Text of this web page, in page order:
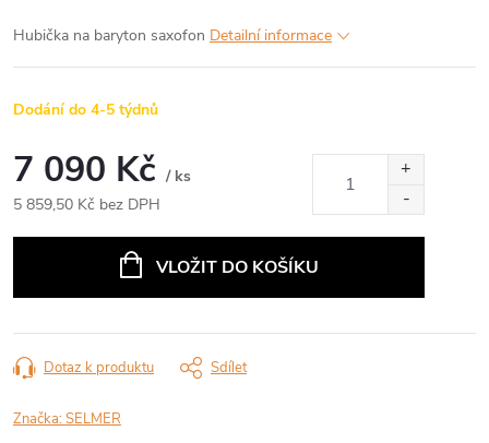
Hubička na baryton saxofon Detailní informace
Dodání do 4-5 týdnů
7 090 Kč / ks
5 859,50 Kč bez DPH
VLOŽIT DO KOŠÍKU
Dotaz k produktu Sdílet
Značka:SELMER